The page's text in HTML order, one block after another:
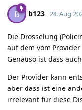
B b123 28. Aug
Die Drosselung
auf dem vom
Genauso ist dass
Der Provider kann
aber dass ist eine
irrelevant für diese